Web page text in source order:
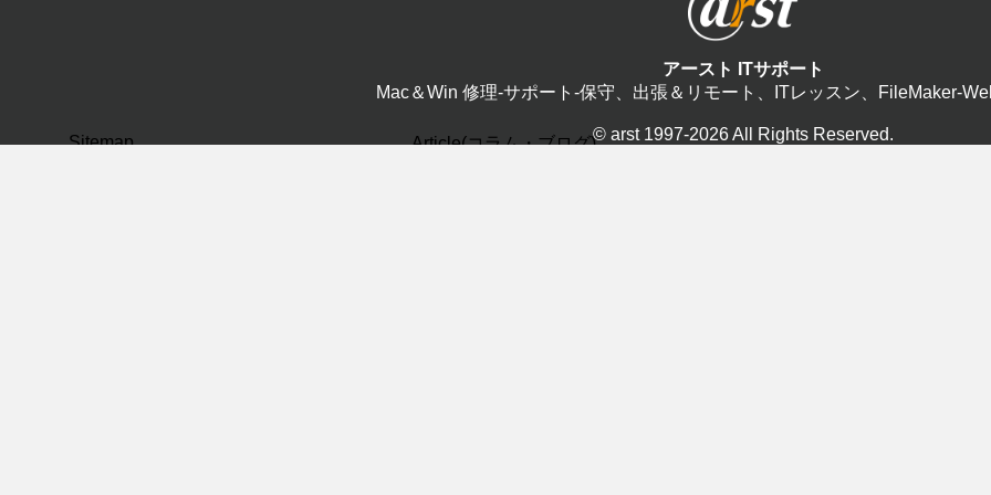
Sitemap
Article(コラム・ブログ)
アースト ITサポート
Mac＆Win 修理-サポート-保守、出張＆リモート、ITレッスン、FileMaker-
© arst 1997-2026 All Rights Reserved.